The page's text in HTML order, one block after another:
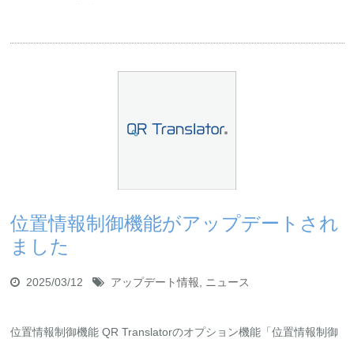
位置情報制御機能がアップデートされ
ました
2025/03/12 アップデート情報 ニュース
位置情報制御機能 QR Translatorのオプション機能「位置情報制御